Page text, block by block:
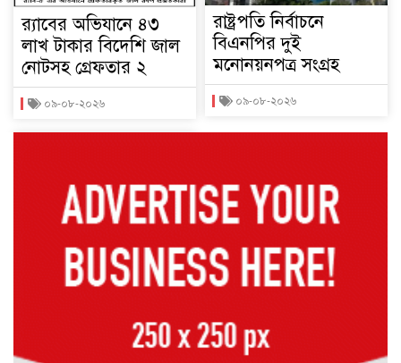
র‌্যাবের অভিযানে ৪৩
লাখ টাকার বিদেশি জাল
নোটসহ গ্রেফতার ২
০৯-০৮-২০২৬
রাষ্ট্রপতি নির্বাচনে
বিএনপির দুই
মনোনয়নপত্র সংগ্রহ
০৯-০৮-২০২৬